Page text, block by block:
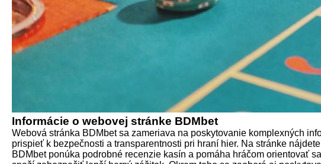
Informácie o webovej stránke BDMbet
Webová stránka BDMbet sa zameriava na poskytovanie komplexných
prispieť k bezpečnosti a transparentnosti pri hraní hier. Na stránke
BDMbet ponúka podrobné recenzie kasín a pomáha hráčom orientovať